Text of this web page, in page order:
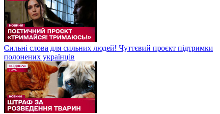
Сильні слова для сильних людей! Чуттєвий проєкт підтримки
полонених українців